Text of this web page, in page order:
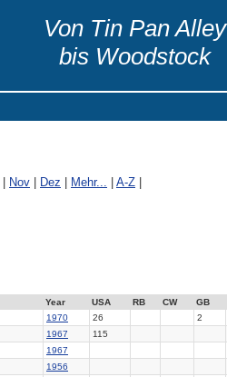
Von Tin Pan Alley
bis Woodstock
Nov Dez Mehr... A-Z
Year USA RB CW GB
1970 26 2
1967
115
1967
1956